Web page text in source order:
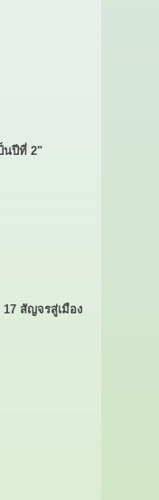
นปีที่ 2"
สัญจรสู่เมือง